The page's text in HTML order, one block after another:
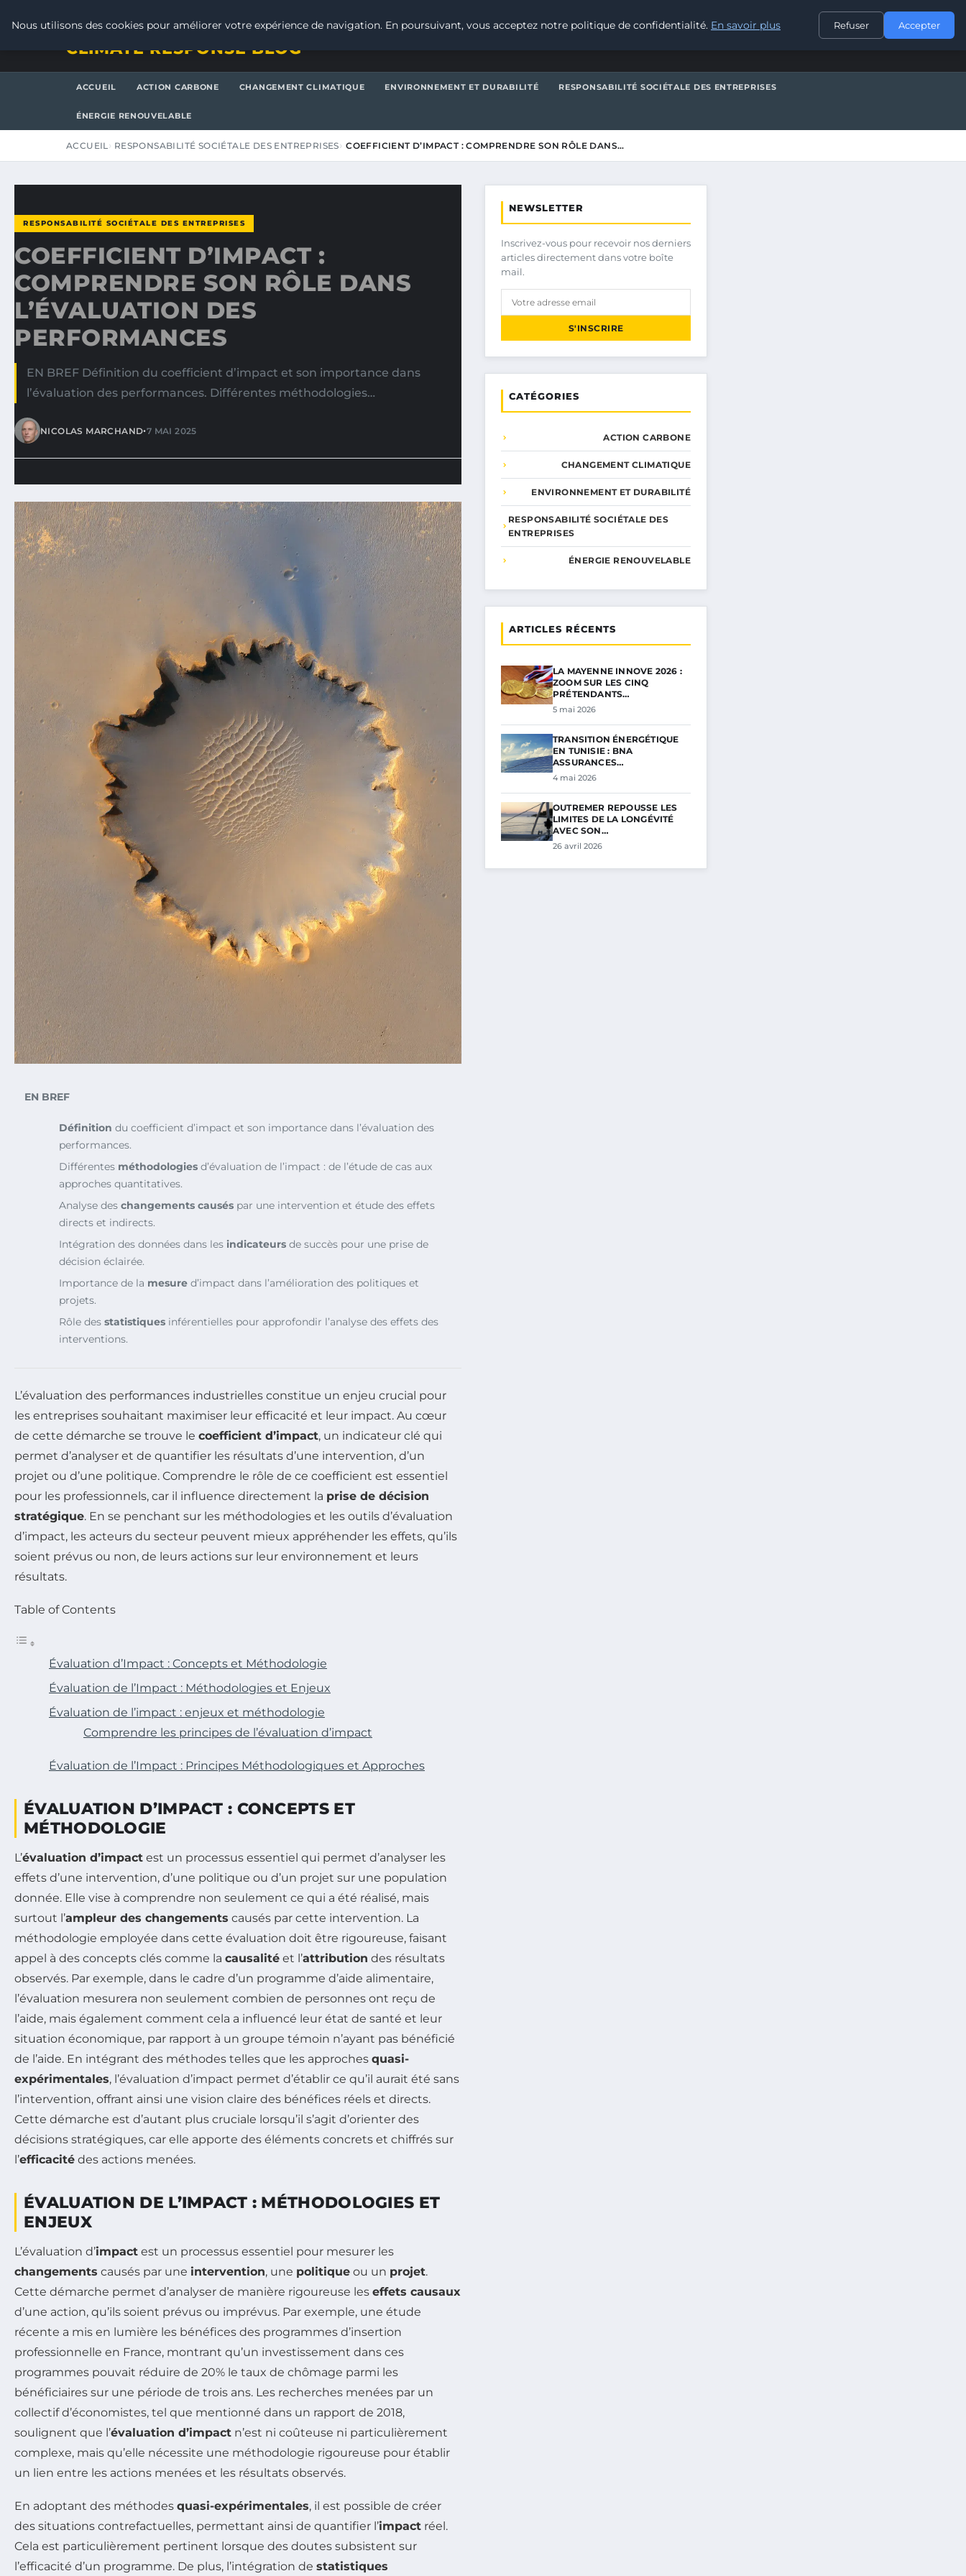
CONTACT
CLIMATE RESPONSE BLOG
ACCUEIL ACTION CARBONE CHANGEMENT CLIMATIQUE ENVIRONNEMENT ET DURABILITÉ RESPONSABILITÉ SOCIÉTALE DES ENTREPRISES
ÉNERGIE RENOUVELABLE
ACCUEIL RESPONSABILITÉ SOCIÉTALE DES ENTREPRISES COEFFICIENT D’IMPACT : COMPRENDRE SON RÔLE DANS…
RESPONSABILITÉ SOCIÉTALE DES ENTREPRISES
COEFFICIENT D’IMPACT :
COMPRENDRE SON RÔLE DANS
L’ÉVALUATION DES
PERFORMANCES
EN BREF Définition du coefficient d’impact et son importance dans
l’évaluation des performances. Différentes méthodologies…
NICOLAS MARCHAND•7 MAI 2025
EN BREF
Définition du coefficient d’impact et son importance dans l’évaluation des
performances.
Différentes méthodologies d’évaluation de l’impact : de l’étude de cas aux
approches quantitatives.
Analyse des changements causés par une intervention et étude des effets
directs et indirects.
Intégration des données dans les indicateurs de succès pour une prise de
décision éclairée.
Importance de la mesure d’impact dans l’amélioration des politiques et
projets.
Rôle des statistiques inférentielles pour approfondir l’analyse des effets des
interventions.
L’évaluation des performances industrielles constitue un enjeu crucial pour
les entreprises souhaitant maximiser leur efficacité et leur impact. Au cœur
de cette démarche se trouve le coefficient d’impact, un indicateur clé qui
permet d’analyser et de quantifier les résultats d’une intervention, d’un
projet ou d’une politique. Comprendre le rôle de ce coefficient est essentiel
pour les professionnels, car il influence directement la prise de décision
stratégique. En se penchant sur les méthodologies et les outils d’évaluation
d’impact, les acteurs du secteur peuvent mieux appréhender les effets, qu’ils
soient prévus ou non, de leurs actions sur leur environnement et leurs
résultats.
Table of Contents
Évaluation d’Impact : Concepts et Méthodologie
Évaluation de l’Impact : Méthodologies et Enjeux
Évaluation de l’impact : enjeux et méthodologie
Comprendre les principes de l’évaluation d’impact
Évaluation de l’Impact : Principes Méthodologiques et Approches
ÉVALUATION D’IMPACT : CONCEPTS ET
MÉTHODOLOGIE
L’évaluation d’impact est un processus essentiel qui permet d’analyser les
effets d’une intervention, d’une politique ou d’un projet sur une population
donnée. Elle vise à comprendre non seulement ce qui a été réalisé, mais
surtout l’ampleur des changements causés par cette intervention. La
méthodologie employée dans cette évaluation doit être rigoureuse, faisant
appel à des concepts clés comme la causalité et l’attribution des résultats
observés. Par exemple, dans le cadre d’un programme d’aide alimentaire,
l’évaluation mesurera non seulement combien de personnes ont reçu de
l’aide, mais également comment cela a influencé leur état de santé et leur
situation économique, par rapport à un groupe témoin n’ayant pas bénéficié
de l’aide. En intégrant des méthodes telles que les approches quasi-
expérimentales, l’évaluation d’impact permet d’établir ce qu’il aurait été sans
l’intervention, offrant ainsi une vision claire des bénéfices réels et directs.
Cette démarche est d’autant plus cruciale lorsqu’il s’agit d’orienter des
décisions stratégiques, car elle apporte des éléments concrets et chiffrés sur
l’efficacité des actions menées.
ÉVALUATION DE L’IMPACT : MÉTHODOLOGIES ET
ENJEUX
L’évaluation d’impact est un processus essentiel pour mesurer les
changements causés par une intervention, une politique ou un projet.
Cette démarche permet d’analyser de manière rigoureuse les effets causaux
d’une action, qu’ils soient prévus ou imprévus. Par exemple, une étude
récente a mis en lumière les bénéfices des programmes d’insertion
professionnelle en France, montrant qu’un investissement dans ces
programmes pouvait réduire de 20% le taux de chômage parmi les
bénéficiaires sur une période de trois ans. Les recherches menées par un
collectif d’économistes, tel que mentionné dans un rapport de 2018,
soulignent que l’évaluation d’impact n’est ni coûteuse ni particulièrement
complexe, mais qu’elle nécessite une méthodologie rigoureuse pour établir
un lien entre les actions menées et les résultats observés.
En adoptant des méthodes quasi-expérimentales, il est possible de créer
des situations contrefactuelles, permettant ainsi de quantifier l’impact réel.
Cela est particulièrement pertinent lorsque des doutes subsistent sur
l’efficacité d’un programme. De plus, l’intégration de statistiques
NEWSLETTER
Inscrivez-vous pour recevoir nos derniers
articles directement dans votre boîte
mail.
S'INSCRIRE
CATÉGORIES
ACTION CARBONE
CHANGEMENT CLIMATIQUE
ENVIRONNEMENT ET DURABILITÉ
RESPONSABILITÉ SOCIÉTALE DES
ENTREPRISES
ÉNERGIE RENOUVELABLE
ARTICLES RÉCENTS
LA MAYENNE INNOVE 2026 :
ZOOM SUR LES CINQ
PRÉTENDANTS…
5 mai 2026
TRANSITION ÉNERGÉTIQUE
EN TUNISIE : BNA
ASSURANCES…
4 mai 2026
OUTREMER REPOUSSE LES
LIMITES DE LA LONGÉVITÉ
AVEC SON…
26 avril 2026
Nous utilisons des cookies pour améliorer votre expérience de navigation. En poursuivant, vous acceptez notre politique de confidentialité. En savoir plus Refuser Accepter